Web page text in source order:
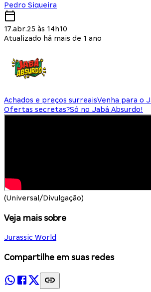
Pedro Siqueira
17.abr.25 às 14h10
Atualizado há mais de 1 ano
Achados e preços surreaisVenha para o
Ofertas secretas?Só no Jabá Absurdo!
(Universal/Divulgação)
Veja mais sobre
Jurassic World
Compartilhe em suas redes